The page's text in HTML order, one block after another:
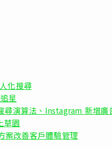
化搜尋
星
尋演算法、Instagram 新增廣
草園
改善客戶體驗管理